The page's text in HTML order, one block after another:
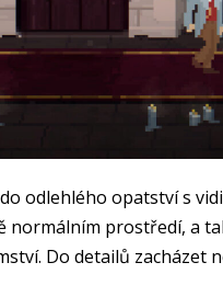
odlehlého opatství s
normálním prostředí, a
Do detailů zacházet